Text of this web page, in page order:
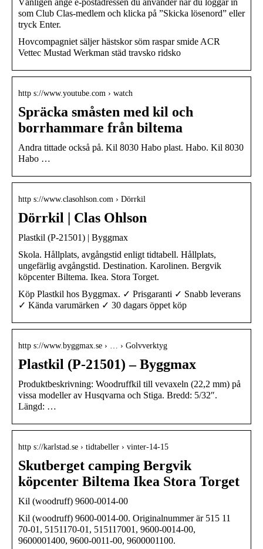
som Club Clas-medlem och klicka på ”Skicka lösenord” eller
tryck Enter.
Hovcompagniet säljer hästskor söm raspar smide ACR
Vettec Mustad Werkman städ travsko ridsko
http s://www.youtube.com › watch
Spräcka småsten med kil och
borrhammare från biltema
Andra tittade också på. Kil 8030 Habo plast. Habo. Kil 8030
Habo …
http s://www.clasohlson.com › Dörrkil
Dörrkil | Clas Ohlson
Plastkil (P-21501) | Byggmax
Skola. Hållplats, avgångstid enligt tidtabell. Hållplats,
ungefärlig avgångstid. Destination. Karolinen. Bergvik
köpcenter Biltema. Ikea. Stora Torget.
Köp Plastkil hos Byggmax. ✓ Prisgaranti ✓ Snabb leverans
✓ Kända varumärken ✓ 30 dagars öppet köp
http s://www.byggmax.se › … › Golvverktyg
Plastkil (P-21501) – Byggmax
Produktbeskrivning: Woodruffkil till vevaxeln (22,2 mm) på
vissa modeller av Husqvarna och Stiga. Bredd: 5/32″.
Längd: …
http s://karlstad.se › tidtabeller › vinter-14-15
Skutberget camping Bergvik
köpcenter Biltema Ikea Stora Torget
Kil (woodruff) 9600-0014-00
Kil (woodruff) 9600-0014-00. Originalnummer är 515 11
70-01, 5151170-01, 515117001, 9600-0014-00,
9600001400, 9600-0011-00, 9600001100.